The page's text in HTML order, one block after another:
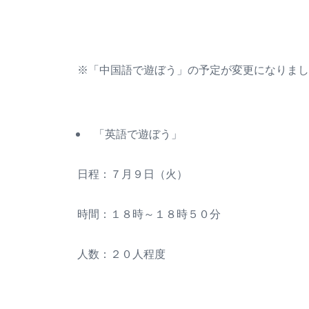
※「中国語で遊ぼう」の予定が変更になりまし
「英語で遊ぼう」
日程：７月９日（火）
時間：１８時～１８時５０分
人数：２０人程度